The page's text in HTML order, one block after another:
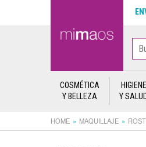
COSMÉTICA
Y BELLEZA
HIGIENE
Y
HOME MAQUILLAJE